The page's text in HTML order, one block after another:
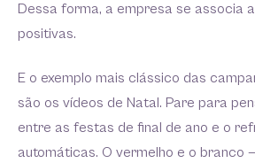
Dessa forma, a empresa se associa
positivas.
E o exemplo mais clássico das
são os vídeos de Natal. Pare para
entre as festas de final de ano e o
automáticas. O vermelho e o branco